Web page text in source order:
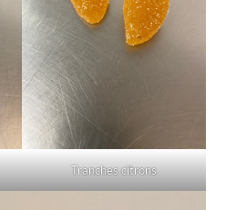
Tranches citrons